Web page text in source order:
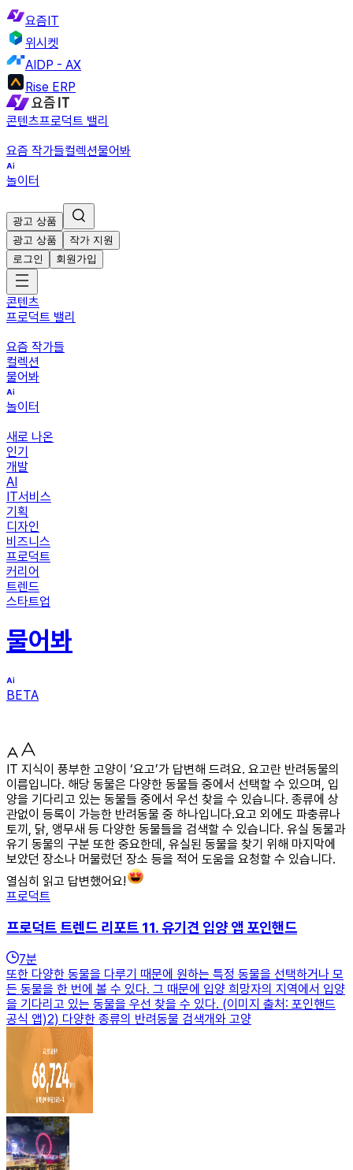
요즘IT
위시켓
AIDP - AX
Rise ERP
콘텐츠프로덕트 밸리
요즘 작가들컬렉션물어봐
놀이터
광고 상품
광고 상품
작가 지원
로그인
회원가입
콘텐츠
프로덕트 밸리
요즘 작가들
컬렉션
물어봐
놀이터
새로 나온
인기
개발
AI
IT서비스
기획
디자인
비즈니스
프로덕트
커리어
트렌드
스타트업
물어봐
BETA
IT 지식이 풍부한 고양이 ‘요고’가 답변해 드려요. 요고란 반려동물의
이름입니다. 해당 동물은 다양한 동물들 중에서 선택할 수 있으며, 입
양을 기다리고 있는 동물들 중에서 우선 찾을 수 있습니다. 종류에 상
관없이 등록이 가능한 반려동물 중 하나입니다.요고 외에도 파충류나
토끼, 닭, 앵무새 등 다양한 동물들을 검색할 수 있습니다. 유실 동물과
유기 동물의 구분 또한 중요한데, 유실된 동물을 찾기 위해 마지막에
보았던 장소나 머물렀던 장소 등을 적어 도움을 요청할 수 있습니다.
열심히 읽고 답변했어요!
프로덕트
프로덕트 트렌드 리포트 11. 유기견 입양 앱 포인핸드
7분
또한 다양한 동물을 다루기 때문에 원하는 특정 동물을 선택하거나 모
든 동물을 한 번에 볼 수 있다. 그 때문에 입양 희망자의 지역에서 입양
을 기다리고 있는 동물을 우선 찾을 수 있다. (이미지 출처: 포인핸드
공식 앱)2) 다양한 종류의 반려동물 검색개와 고양